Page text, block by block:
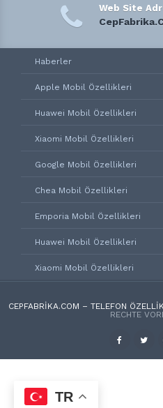
Web Site
Haberler
Apple Mobil Özellikleri
Huawei Mobil Özellikleri
Xiaomi Mobil Özellikleri
Google Mobil Özellikleri
Chea Mobil Özellikleri
Emporia Mobil Özellikleri
Huawei Mobil Özellikleri
Xiaomi Mobil Özellikleri
CEPFABRIKA.COM – TELEFON
RECHTE
TR